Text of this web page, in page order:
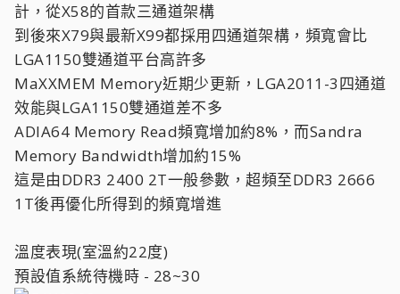
計，從X58的首款三通道架構
到後來X79與最新X99都採用四通道架構，頻寬會比
LGA1150雙通道平台高許多
MaXXMEM Memory近期少更新，LGA2011-3四通道
效能與LGA1150雙通道差不多
ADIA64 Memory Read頻寬增加約8%，而Sandra
Memory Bandwidth增加約15%
這是由DDR3 2400 2T一般參數，超頻至DDR3 2666
1T後再優化所得到的頻寬增進
溫度表現(室溫約22度)
預設值系統待機時 - 28~30